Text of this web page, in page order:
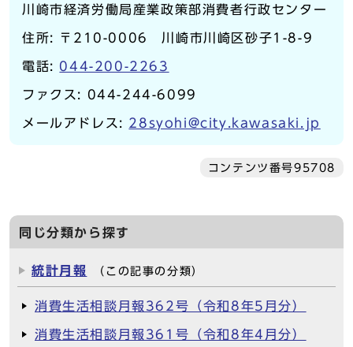
川崎市経済労働局産業政策部消費者行政センター
住所: 〒210-0006 川崎市川崎区砂子1-8-9
電話: 044-200-2263
ファクス: 044-244-6099
メールアドレス: 28syohi@city.kawasaki.jp
コンテンツ番号95708
同じ分類から探す
統計月報 （この記事の分類）
消費生活相談月報362号（令和8年5月分）
消費生活相談月報361号（令和8年4月分）